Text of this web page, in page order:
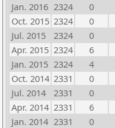
Jan. 2016 2324 0
Oct. 2015 2324 0
Jul. 2015
2324 0
Apr. 2015 2324 6
Jan. 2015 2324 4
Oct. 2014 2331 0
Jul. 2014
2331 0
Apr. 2014 2331 6
Jan. 2014 2331 0